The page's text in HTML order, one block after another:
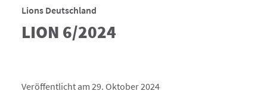
Lions Deutschland
LION 6/2024
Veröffentlicht am 29. Oktober 2024